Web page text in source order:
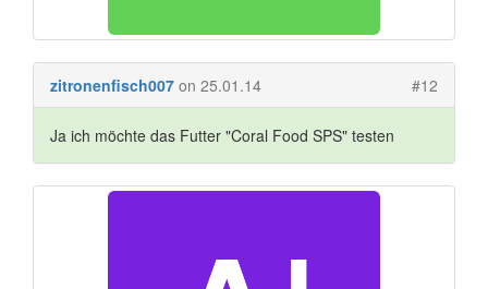
zitronenfisch007 on 25.01.14 #12
Ja ich möchte das Futter "Coral Food SPS" testen